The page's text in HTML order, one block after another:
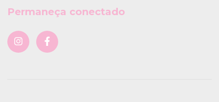
Permaneça conectado